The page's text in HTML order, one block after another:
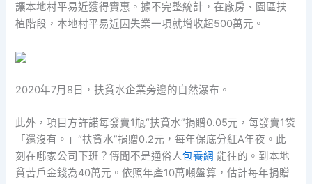
讓本地村平易近獲得實惠。據不完整統計，在廠房、園區扶
植階段，本地村平易近因失業一項就增收超500萬元。
2020年7月8日，扶貧水企業旁邊的自然瀑布。
此外，項目方許諾每發賣1瓶“扶貧水”捐贈0.05元，每發賣1袋
「還沒有。」“扶貧水”捐贈0.2元，每年保底分紅A年夜。此
刻在哪家公司下班？傳聞不是通俗人包養網 能往的。到本地
貧苦戶金錢為40萬元。依照年產10萬噸盤算，估計每年捐贈